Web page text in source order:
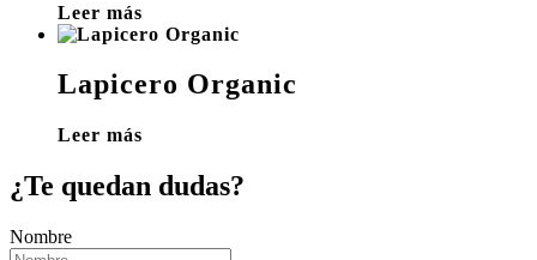
Leer más
Lapicero Organic
Leer más
¿Te quedan dudas?
Nombre